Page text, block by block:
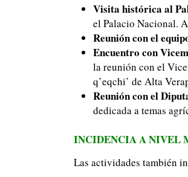
Visita histórica al
el Palacio Nacional.
Reunión con el
Encuentro con
la reunión con el
q’eqchi’ de Alta
Reunión con el
dedicada a temas
INCIDENCIA A NIVEL
Las actividades también